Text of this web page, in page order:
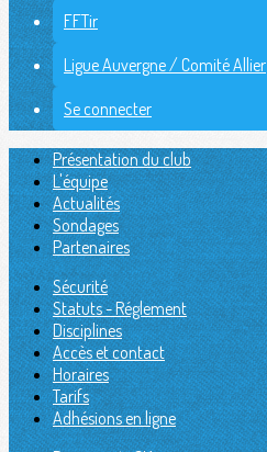
FFTir
Ligue Auvergne / Comité Allier
Se connecter
Présentation du club
L'équipe
Actualités
Sondages
Partenaires
Sécurité
Statuts - Réglement
Disciplines
Accès et contact
Horaires
Tarifs
Adhésions en ligne